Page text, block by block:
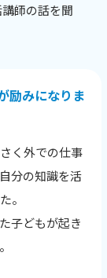
師の話を聞
励みになりま
く外での仕事
分の知識を活
。
子どもが起き